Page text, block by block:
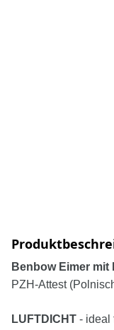
Benbow Eimer mit
PZH-Attest
LUFTDICHT - ideal